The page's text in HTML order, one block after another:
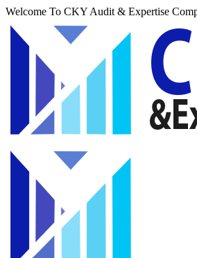
Welcome To CKY Audit & Expertise